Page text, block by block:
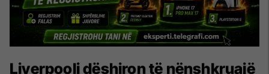
Liverpooli dëshiron të nënshkruajë